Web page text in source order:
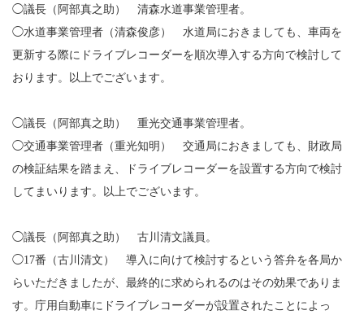
◯議長（阿部真之助） 清森水道事業管理者。
◯水道事業管理者（清森俊彦） 水道局におきましても、車両を
更新する際にドライブレコーダーを順次導入する方向で検討して
おります。以上でございます。
◯議長（阿部真之助） 重光交通事業管理者。
◯交通事業管理者（重光知明） 交通局におきましても、財政局
の検証結果を踏まえ、ドライブレコーダーを設置する方向で検討
してまいります。以上でございます。
◯議長（阿部真之助） 古川清文議員。
◯17番（古川清文） 導入に向けて検討するという答弁を各局か
らいただきましたが、最終的に求められるのはその効果でありま
す。庁用自動車にドライブレコーダーが設置されたことによっ